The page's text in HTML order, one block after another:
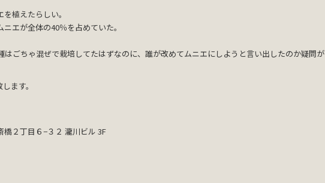
植えたらしい。
エが全体の40％を占めていた。
はごちゃ混ぜで栽培してたはずなのに、誰が改めてムニエにしようと言い出したのか疑問が
ます。
２丁目６−３２ 瀧川ビル 3F